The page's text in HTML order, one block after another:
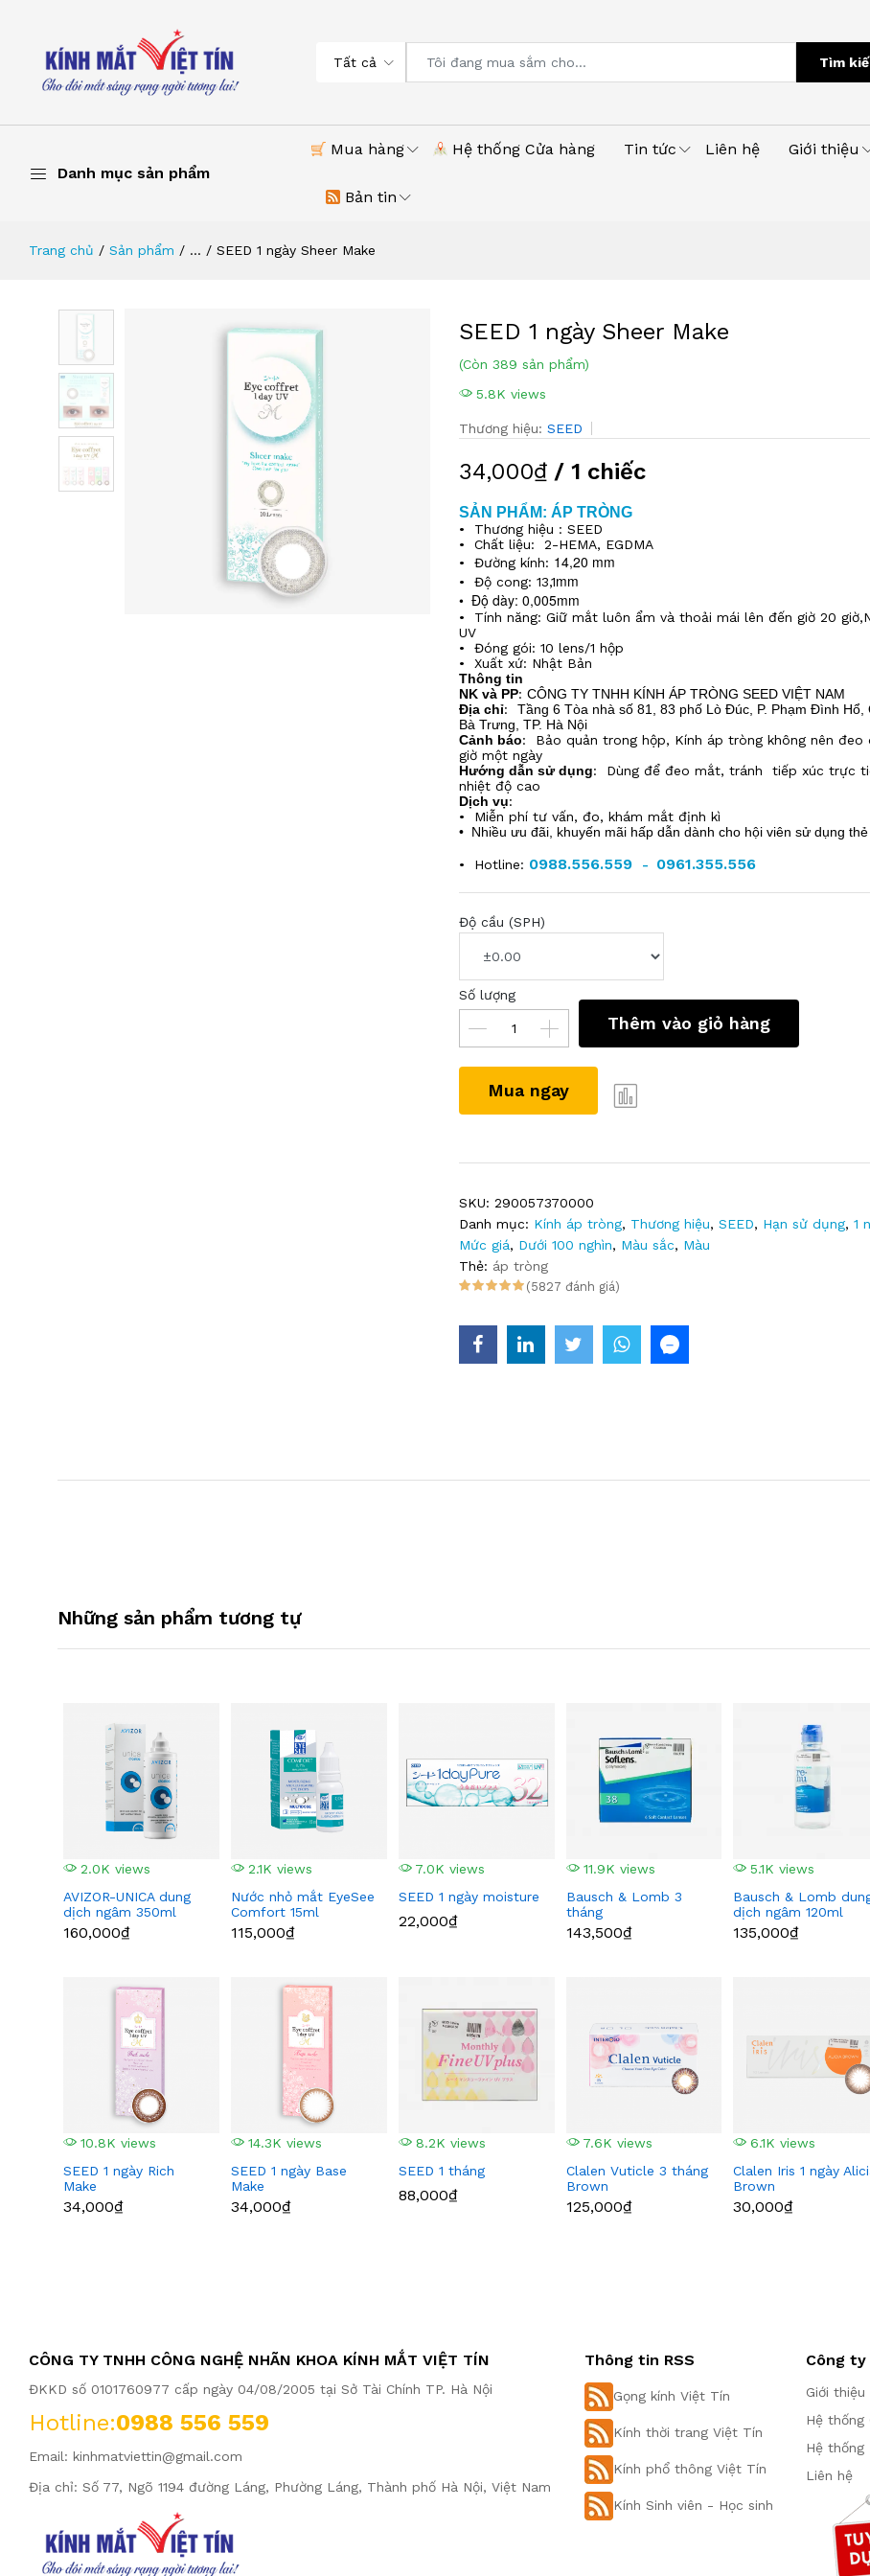
Tất cả Tìm
Danh mục sản phẩm
Mua hàng Hệ thống Cửa hàng Tin tức Liên hệ Giới thiệu
Bản tin
Trang chủ Sản phẩm ... SEED 1 ngày Sheer Make
SEED 1 ngày Sheer Make
(Còn 389 sản phẩm)
5.8K views
Thương hiệu: SEED
34,000₫/ 1 chiếc
SẢN PHẨM: ÁP TRÒNG
• Thương hiệu : SEED
• Chất liệu: 2-HEMA, EGDMA
• Đường kính: 14,20 mm
• Độ cong: 13,1mm
• Độ dày: 0,005mm
• Tính năng: Giữ mắt luôn ẩm và thoải mái lên đến giờ 20 giờ,
UV
• Đóng gói: 10 lens/1 hộp
• Xuất xứ: Nhật Bản
Thông tin
NK và PP: CÔNG TY TNHH KÍNH ÁP TRÒNG SEED VIỆT NAM
Địa chỉ: Tầng 6 Tòa nhà số 81, 83 phố Lò Đúc, P. Phạm Đình Hổ,
Bà Trưng, TP. Hà Nội
Cảnh báo: Bảo quản trong hộp, Kính áp tròng không nên đeo
giờ một ngày
Hướng dẫn sử dụng: Dùng để đeo mắt, tránh tiếp xúc trực
nhiệt độ cao
Dịch vụ:
• Miễn phí tư vấn, đo, khám mắt định kì
• Nhiều ưu đãi, khuyến mãi hấp dẫn dành cho hội viên sử dụng thẻ
• Hotline: 0988.556.559 - 0961.355.556
Độ cầu (SPH)
Số lượng
Thêm vào giỏ hàng
Mua ngay
SKU: 290057370000
Danh mục: Kính áp tròng, Thương hiệu, SEED, Hạn sử dụng, 1
Mức giá, Dưới 100 nghìn, Màu sắc, Màu
Thẻ: áp tròng
(5827 đánh giá)
Những sản phẩm tương tự
2.0K views
AVIZOR-UNICA dung
dịch ngâm 350ml
160,000₫
2.1K views
Nước nhỏ mắt EyeSee
Comfort 15ml
115,000₫
7.0K views
SEED 1 ngày moisture
22,000₫
11.9K views
Bausch & Lomb 3
tháng
143,500₫
5.1K views
Bausch & Lomb
dịch ngâm 120ml
135,000₫
10.8K views
SEED 1 ngày Rich
Make
34,000₫
14.3K views
SEED 1 ngày Base
Make
34,000₫
8.2K views
SEED 1 tháng
88,000₫
7.6K views
Clalen Vuticle 3 tháng
Brown
125,000₫
6.1K views
Clalen Iris 1 ngày
Brown
30,000₫
CÔNG TY TNHH CÔNG NGHỆ NHÃN KHOA KÍNH MẮT VIỆT TÍN
ĐKKD số 0101760977 cấp ngày 04/08/2005 tại Sở Tài Chính TP. Hà Nội
Hotline:0988 556 559
Email: kinhmatviettin@gmail.com
Địa chỉ: Số 77, Ngõ 1194 đường Láng, Phường Láng, Thành phố Hà Nội, Việt Nam
Thông tin RSS
Gọng kính Việt Tín
Kính thời trang Việt Tín
Kính phổ thông Việt Tín
Kính Sinh viên - Học sinh
Công ty
Giới
Hệ thống
Hệ thống
Liên hệ